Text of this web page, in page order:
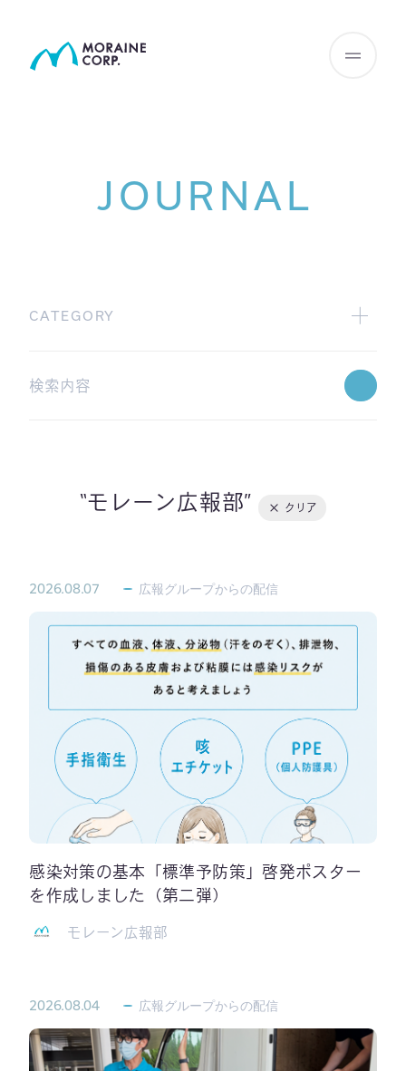
JOURNAL
CATEGORY
Webinar情報
学術グループからの配信
モレーン広報部 クリア
2026.08.07 広報グループからの配信
感染対策の基本「標準予防策」啓発ポスター
を作成しました（第二弾）
モレーン広報部
2026.08.04 広報グループからの配信